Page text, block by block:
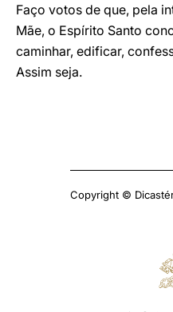
Faço votos de que, pela
Mãe, o Espírito Santo
caminhar, edificar,
Assim seja.
Copyright ©